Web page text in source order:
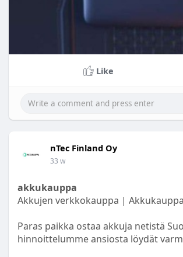
Like
nTec Finland Oy
33 w
akkukauppa
Akkujen verkkokauppa |
Paras paikka ostaa akkuja netistä
hinnoittelumme ansiosta löydät